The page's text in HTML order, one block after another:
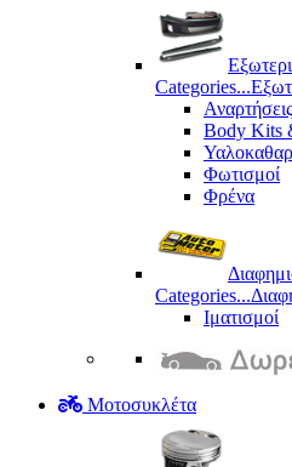
Categories...
Αναρτήσεις
Body Kits
Φωτισμοί
Φρένα
Categories...
Ιματισμοί
Μοτοσυκλέτα